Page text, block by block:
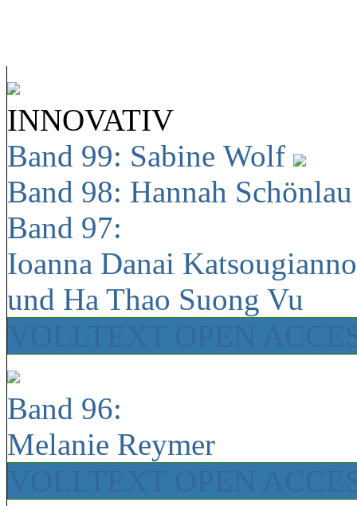
INNOVATIV
Band 99: Sabine Wolf
Band 98: Hannah
Band 97:
Ioanna Danai
und Ha Thao Suong Vu
Band 96:
Melanie Reymer